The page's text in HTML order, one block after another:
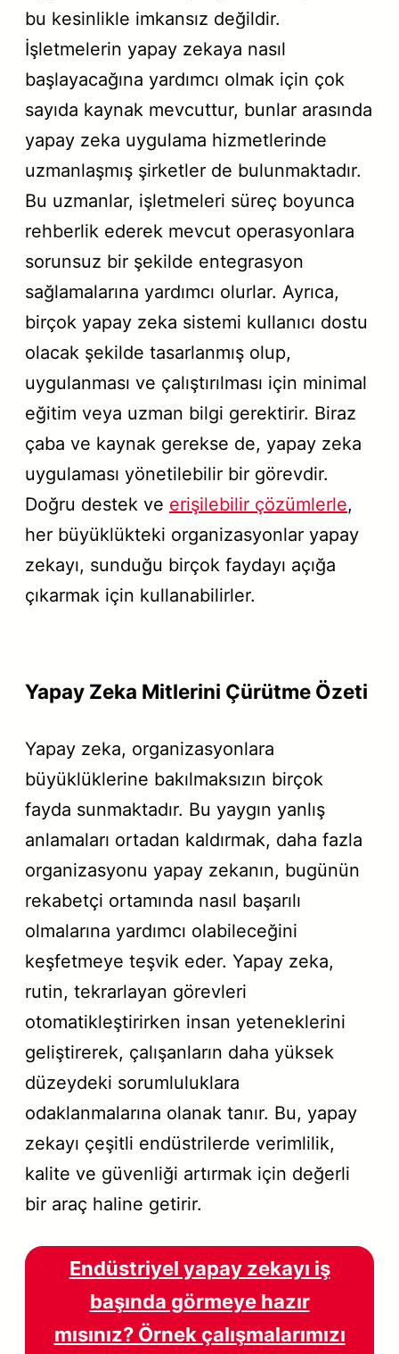
bu kesinlikle imkansız değildir.
İşletmelerin yapay zekaya nasıl
başlayacağına yardımcı olmak için çok
sayıda kaynak mevcuttur, bunlar arasında
yapay zeka uygulama hizmetlerinde
uzmanlaşmış şirketler de bulunmaktadır.
Bu uzmanlar, işletmeleri süreç boyunca
rehberlik ederek mevcut operasyonlara
sorunsuz bir şekilde entegrasyon
sağlamalarına yardımcı olurlar. Ayrıca,
birçok yapay zeka sistemi kullanıcı dostu
olacak şekilde tasarlanmış olup,
uygulanması ve çalıştırılması için minimal
eğitim veya uzman bilgi gerektirir. Biraz
çaba ve kaynak gerekse de, yapay zeka
uygulaması yönetilebilir bir görevdir.
Doğru destek ve erişilebilir çözümlerle,
her büyüklükteki organizasyonlar yapay
zekayı, sunduğu birçok faydayı açığa
çıkarmak için kullanabilirler.
Yapay Zeka Mitlerini Çürütme Özeti
Yapay zeka, organizasyonlara
büyüklüklerine bakılmaksızın birçok
fayda sunmaktadır. Bu yaygın yanlış
anlamaları ortadan kaldırmak, daha fazla
organizasyonu yapay zekanın, bugünün
rekabetçi ortamında nasıl başarılı
olmalarına yardımcı olabileceğini
keşfetmeye teşvik eder. Yapay zeka,
rutin, tekrarlayan görevleri
otomatikleştirirken insan yeteneklerini
geliştirerek, çalışanların daha yüksek
düzeydeki sorumluluklara
odaklanmalarına olanak tanır. Bu, yapay
zekayı çeşitli endüstrilerde verimlilik,
kalite ve güvenliği artırmak için değerli
bir araç haline getirir.
Endüstriyel yapay zekayı iş
başında görmeye hazır
mısınız? Örnek çalışmalarımızı